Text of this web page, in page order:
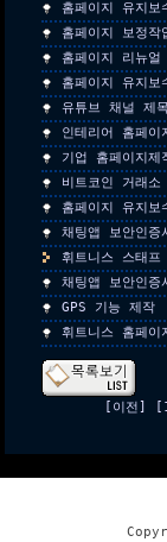
홈페이지 유지보
홈페이지 보정작
홈페이지 리뉴
홈페이지 유지보
유튜브 채널 제
인테리어 홈페이
기업 홈페이지제
비트코인 거래소
홈페이지 유지보
채팅앱 보안인증
휘트니스 스태
채팅앱 보안인증
GPS 기능 제작
휘트니스 홈페이
[이전]